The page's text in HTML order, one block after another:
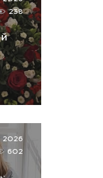
238
2026
602